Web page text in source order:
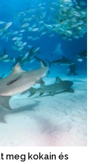
meg kokain és